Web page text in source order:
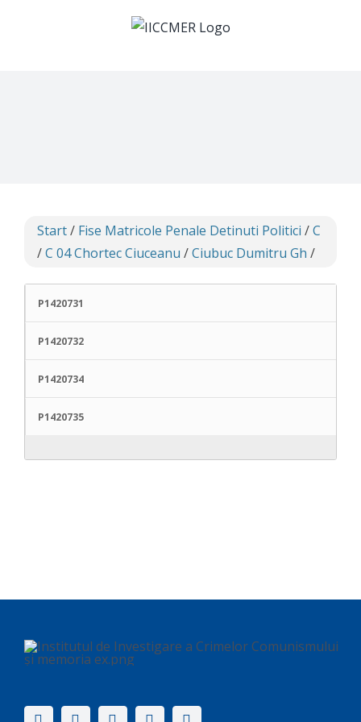
Start/ Fise Matricole Penale Detinuti Politici /C
/C 04 Chortec Ciuceanu /Ciubuc Dumitru Gh /
P1420731
P1420732
P1420734
P1420735